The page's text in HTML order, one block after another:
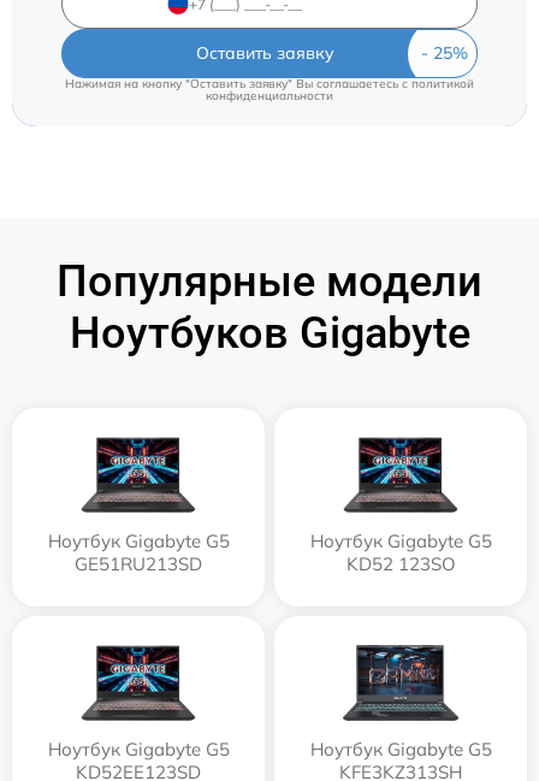
Оставить заявку
Нажимая на кнопку "Оставить заявку" Вы соглашаетесь cполитикой
конфиденциальности
Популярные модели
Ноутбуков Gigabyte
Ноутбук Gigabyte G5
GE51RU213SD
Ноутбук Gigabyte G5
KD52 123SO
Ноутбук Gigabyte G5
KD52EE123SD
Ноутбук Gigabyte G5
KFE3KZ313SH